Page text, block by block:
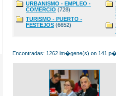
URBANISMO - EMPLEO -
COMERCIO (728)
TURISMO - PUERTO -
FESTEJOS (6652)
Encontradas: 1262 im�gene(s) on 141